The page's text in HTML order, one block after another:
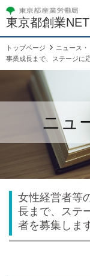
東京都創業NET
トップページ ニュース
事業成長まで、ステージに
ニュ
女性経営者等
長まで、ステ
者を募集しま